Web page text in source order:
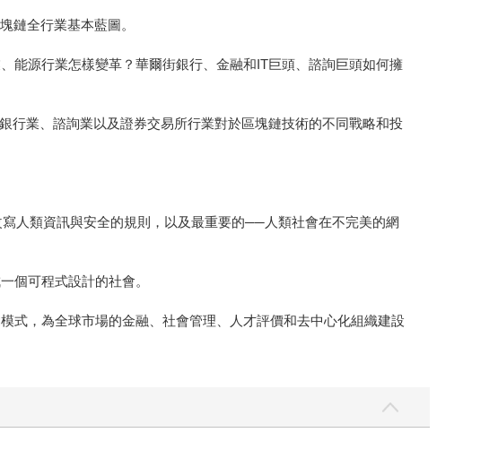
鏈全行業基本藍圖。
能源行業怎樣變革？華爾街銀行、金融和IT巨頭、諮詢巨頭如何擁
行業、諮詢業以及證券交易所行業對於區塊鏈技術的不同戰略和投
人類資訊與安全的規則，以及最重要的──人類社會在不完美的網
個可程式設計的社會。
式，為全球市場的金融、社會管理、人才評價和去中心化組織建設